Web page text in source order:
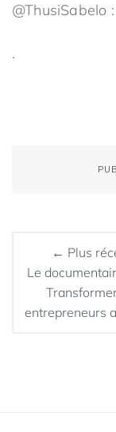
@ThusiSabelo
.
← Plus
Le
entrepreneurs